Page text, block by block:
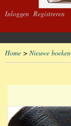
Inloggen Registreren
Home > Nieuwe boeken